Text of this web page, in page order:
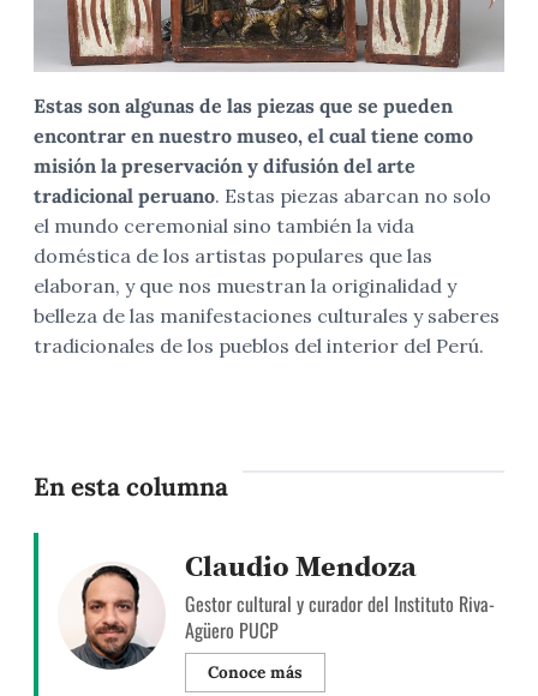
Estas son algunas de las piezas que se pueden
encontrar en nuestro museo, el cual tiene como
misión la preservación y difusión del arte
tradicional peruano. Estas piezas abarcan no solo
el mundo ceremonial sino también la vida
doméstica de los artistas populares que las
elaboran, y que nos muestran la originalidad y
belleza de las manifestaciones culturales y saberes
tradicionales de los pueblos del interior del Perú.
En esta columna
Claudio Mendoza
Gestor cultural y curador del Instituto Riva-
Agüero PUCP
Conoce más